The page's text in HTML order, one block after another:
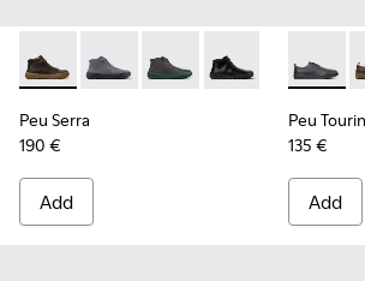
Peu Serra - K300541-004 - Green
Peu Serra - K300541-005
Peu Serra - K300541-003
Peu Serra -
Peu Serra
190 €
Add
Peu
Peu
135 €
Add